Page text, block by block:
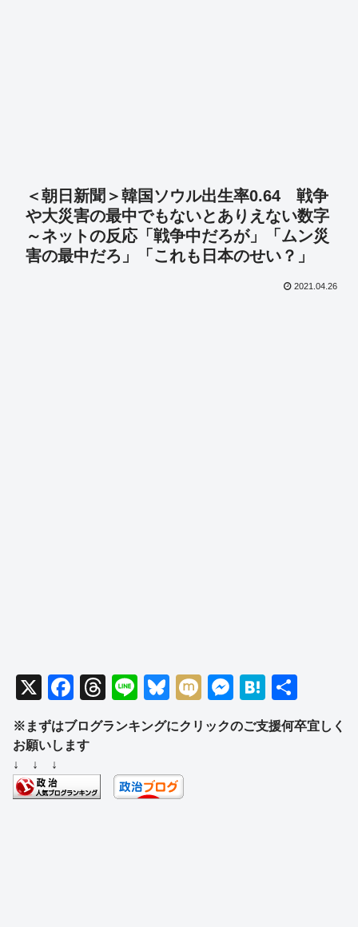
＜朝日新聞＞韓国ソウル出生率0.64 戦争
や大災害の最中でもないとありえない数字
～ネットの反応「戦争中だろが」「ムン災
害の最中だろ」「これも日本のせい？」
2021.04.26
X
F
a
c
b
T
hr
e
d
Li
n
e
Bl
e
y
M
ixi
M
ss
H
at
e
有
※まずはブログランキングにクリックのご支援何卒宜しく
お願いします
↓ ↓ ↓